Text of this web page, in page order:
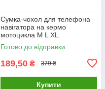
Сумка-чохол для телефона
навігатора на кермо
мотоцикла M L XL
Готово до відправки
189,50 ₴ 379 ₴
Купити